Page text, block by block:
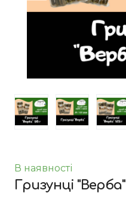
В наявності
Гризунці "Верба"